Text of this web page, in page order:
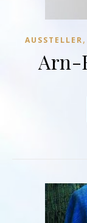
AUSSTELLER,
Arn-